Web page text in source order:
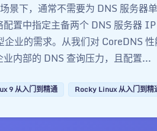
景下，通常不需要为 DNS 服务器
置中指定主备两个 DNS 服务器
业的需求。从我们对 CoreDNS
内部的 DNS 查询压力，且配置...
9 从入门到精通 Rocky Linux 从入门到精